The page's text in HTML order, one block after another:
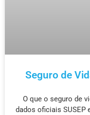
Seguro de
O que o seguro de
dados oficiais SUSEP